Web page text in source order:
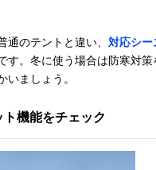
通のテントと違い、 対応シー
す。冬に使う場合は防寒対策
いましょう。
機能をチェック